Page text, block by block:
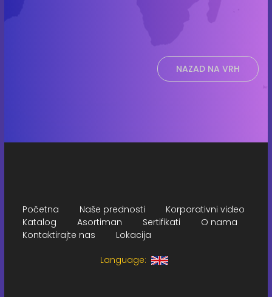
NAZAD NA VRH
Početna Naše prednosti
Korporativni video
Katalog
Asortiman Sertifikati
O nama
Kontaktirajte nas
Lokacija
Language: